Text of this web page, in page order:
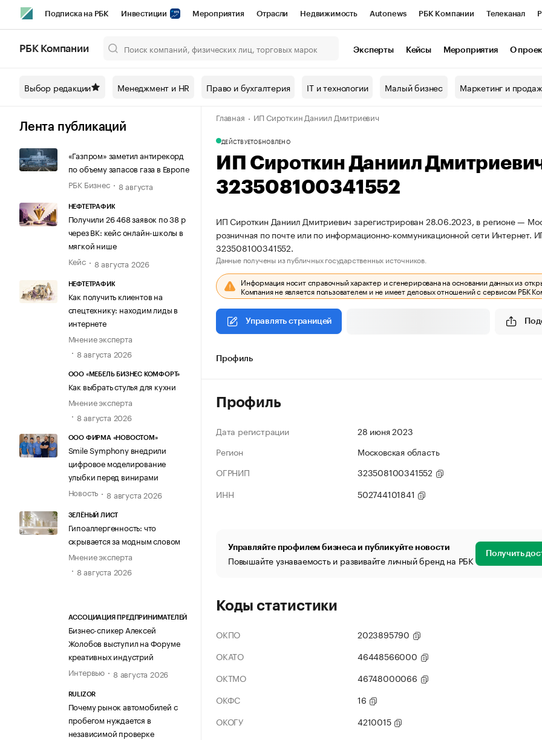
Подписка на РБК Инвестиции Мероприятия Отрасли Недвижимость Autonews РБК Компании Телеканал
Спецпроекты СПб Конференции СПб Спецпроекты Проверка контрагентов
Технологии и медиа Рынок наличной валюты
РБК Компании Эксперты Кейсы Мероприятия О
Выбор редакции Менеджмент и HR Право и бухгалтерия IT и технологии Малый бизнес Маркетинг и
Лента публикаций
«Газпром» заметил антирекорд
по объему запасов газа в Европе
РБК Бизнес
8 августа
НЕФТЕТРАФИК
Получили 26 468 заявок по 38 р
через ВК: кейс онлайн-школы в
мягкой нише
Кейс
8 августа 2026
НЕФТЕТРАФИК
Как получить клиентов на
спецтехнику: находим лиды в
интернете
Мнение эксперта
8 августа 2026
ООО «МЕБЕЛЬ БИЗНЕС КОМФОРТ»
Как выбрать стулья для кухни
Мнение эксперта
8 августа 2026
ООО ФИРМА «НОВОСТОМ»
Smile Symphony внедрили
цифровое моделирование
улыбки перед винирами
Новость
8 августа 2026
ЗЕЛЁНЫЙ ЛИСТ
Гипоаллергенность: что
скрывается за модным словом
Мнение эксперта
8 августа 2026
АССОЦИАЦИЯ ПРЕДПРИНИМАТЕЛЕЙ
Бизнес-спикер Алексей
Жолобов выступил на Форуме
креативных индустрий
Интервью
8 августа 2026
RULIZOR
Почему рынок автомобилей с
пробегом нуждается в
независимой проверке
Главная ИП Сироткин Даниил Дмитриевич
ДЕЙСТВУЕТОБНОВЛЕНО
ИП Сироткин Даниил
323508100341552
ИП Сироткин Даниил Дмитриевич зарегистрирован 28.06.2023, в регионе —
розничная по почте или по информационно-коммуникационной сети
323508100341552.
Данные получены из публичных государственных источников.
Информация носит справочный характер и сгенерирована на основании данных из
Компания не является пользователем и не имеет деловых отношений с сервисом РБК
Управлять страницей
Профиль
Профиль
Дата регистрации
28 июня 2023
Регион
Московская область
ОГРНИП
323508100341552
ИНН
502744101841
Управляйте профилем бизнеса и публикуйте новости
Повышайте узнаваемость и развивайте личный бренд на РБК Получить
Коды статистики
ОКПО
2023895790
ОКАТО
46448566000
ОКТМО
46748000066
ОКФС
16
ОКОГУ
4210015